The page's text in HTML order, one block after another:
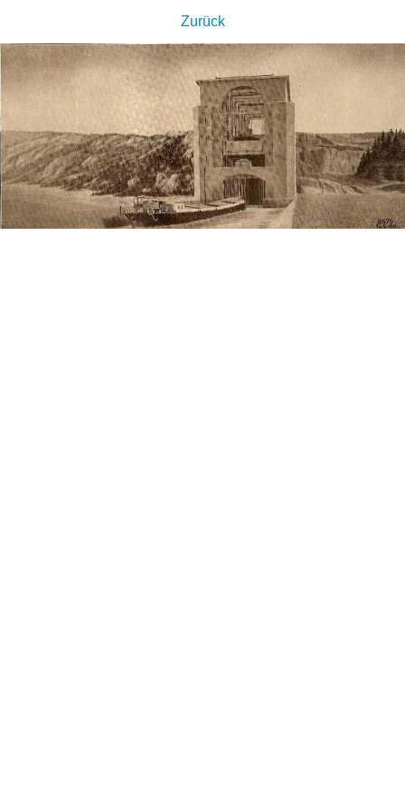
Zurück